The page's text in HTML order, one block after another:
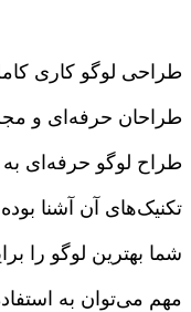
طراحی لوگو کاری
طراحان حرفه‌ای و
طراح لوگو حرفه‌ای
تکنیک‌های آن آشنا
شما بهترین لوگو را
مهم می‌توان به